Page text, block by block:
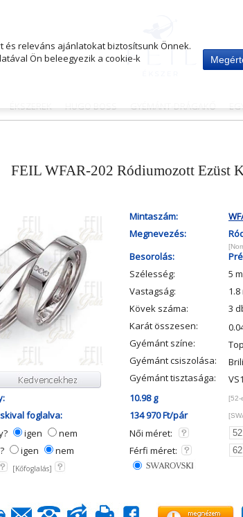
ÉKSZEREK HUGO BOSS GYÉMÁNT-DRÁGAKŐ
FEIL WFAR-202 Ródiumozott Ezüst
Mintaszám:
Megnevezés:
Besorolás:
Szélesség:
5
Vastagság:
1.8
Kövek száma:
3
Karát összesen:
Gyémánt színe:
Gyémánt csiszolása:
Gyémánt tisztasága:
VS1
10.98 g [52-
foglalva: 134 970 Ft/pár
igen nem
Női méret:
igen nem Férfi méret:
[Kőfoglalás]
releváns ajánlatokat biztosítsunk Önnek.
Ön beleegyezik a cookie-k